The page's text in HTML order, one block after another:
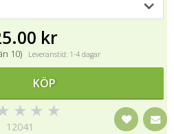
kr
10) Leveranstid: 1-4 dagar
KÖP
★ ★ ★
12041